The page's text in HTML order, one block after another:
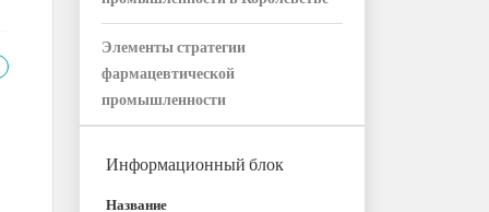
Элементы стратегии
фармацевтической
промышленности
Информационный блок
Название